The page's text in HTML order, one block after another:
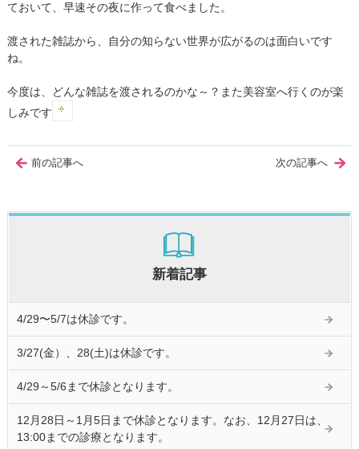
ておいて、早速その夜に作って食べました。
渡された雑誌から、自分の知らない世界が広がるのは面白いです
ね。
今度は、どんな雑誌を渡されるのかな～？また美容室へ行くのが楽
しみです
前の記事へ 次の記事へ
新着記事
4/29〜5/7は休診です。
3/27(金）、28(土)は休診です。
4/29～5/6まで休診となります。
12月28日～1月5日まで休診となります。なお、12月27日は、
13:00までの診療となります。